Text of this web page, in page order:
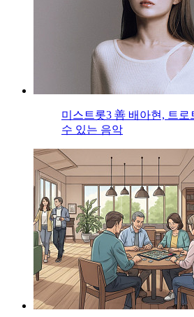
미스트롯3 善 배아현, 트
수 있는 음악